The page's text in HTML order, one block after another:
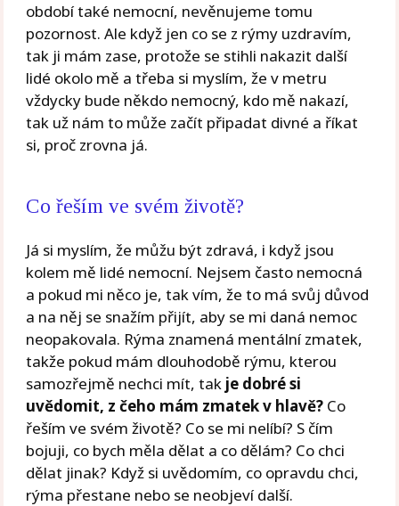
období také nemocní, nevěnujeme tomu
pozornost. Ale když jen co se z rýmy uzdravím,
tak ji mám zase, protože se stihli nakazit další
lidé okolo mě a třeba si myslím, že v metru
vždycky bude někdo nemocný, kdo mě nakazí,
tak už nám to může začít připadat divné a říkat
si, proč zrovna já.
Co řeším ve svém životě?
Já si myslím, že můžu být zdravá, i když jsou
kolem mě lidé nemocní. Nejsem často nemocná
a pokud mi něco je, tak vím, že to má svůj důvod
a na něj se snažím přijít, aby se mi daná nemoc
neopakovala. Rýma znamená mentální zmatek,
takže pokud mám dlouhodobě rýmu, kterou
samozřejmě nechci mít, tak je dobré si
uvědomit, z čeho mám zmatek v hlavě? Co
řeším ve svém životě? Co se mi nelíbí? S čím
bojuji, co bych měla dělat a co dělám? Co chci
dělat jinak? Když si uvědomím, co opravdu chci,
rýma přestane nebo se neobjeví další.